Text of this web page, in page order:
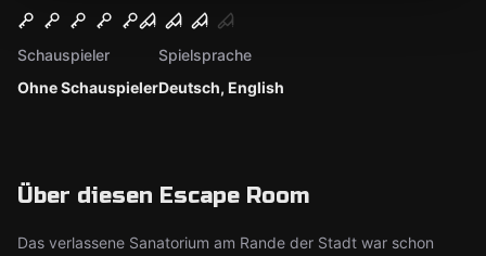
Ohne Schauspieler
Schauspieler
Deutsch, English
Spielsprache
Über diesen Escape Room
Das verlassene Sanatorium am Rande der Stadt war schon